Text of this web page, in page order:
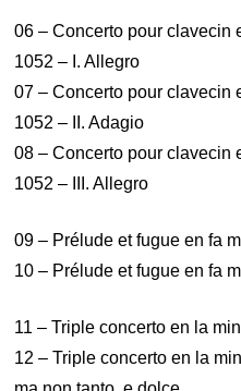
06 – Concerto pour clavecin
1052 – I. Allegro
07 – Concerto pour clavecin
1052 – II. Adagio
08 – Concerto pour clavecin
1052 – III. Allegro
09 – Prélude et fugue en fa
10 – Prélude et fugue en fa
11 – Triple concerto en la
12 – Triple concerto en la